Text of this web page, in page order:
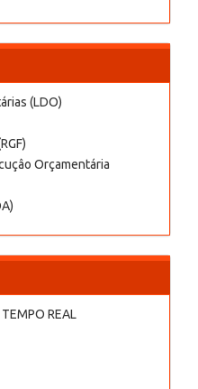
(LDO)
Orçamentária
TEMPO REAL